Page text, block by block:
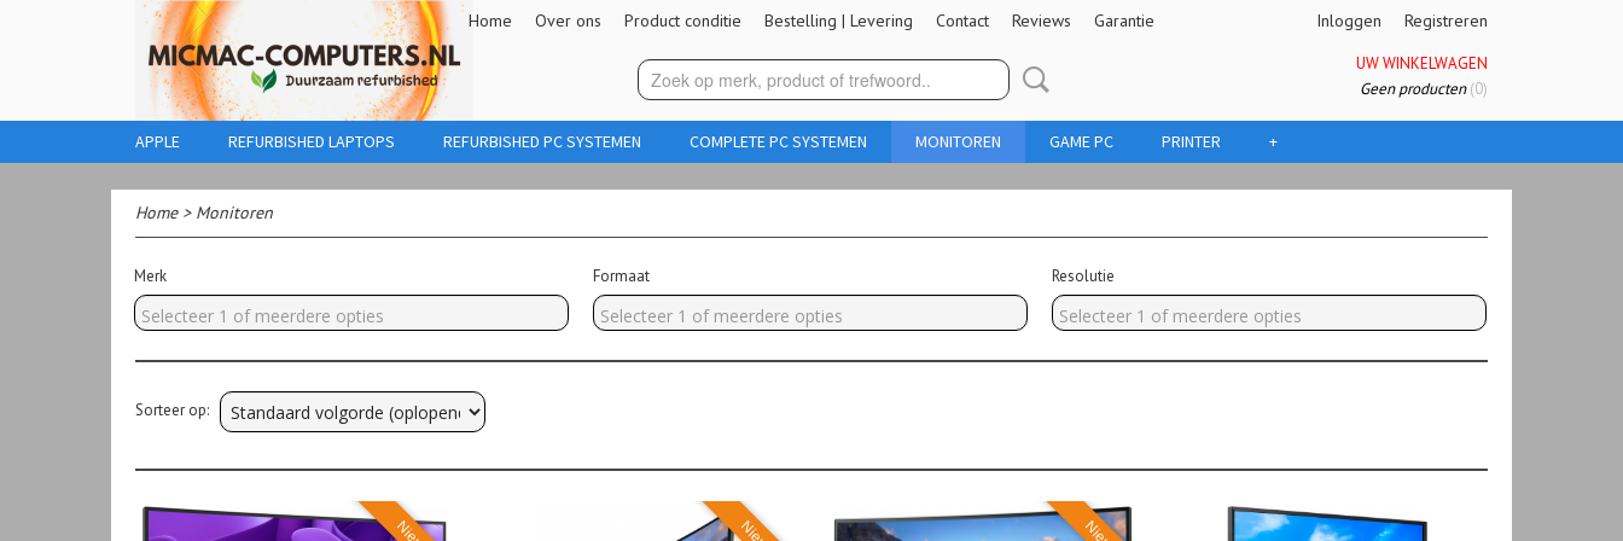
Home Over ons Product conditie Bestelling | Levering Contact Reviews Garantie Inloggen Registreren
UW WINKELWAGEN
Geen producten(0)
APPLE REFURBISHED LAPTOPS REFURBISHED PC SYSTEMEN COMPLETE PC SYSTEMEN MONITOREN GAME PC PRINTER +
Home> Monitoren
Merk
Selecteer 1 of meerdere opties
Formaat
Selecteer 1 of meerdere opties
Resolutie
Selecteer 1 of meerdere opties
Sorteer op: